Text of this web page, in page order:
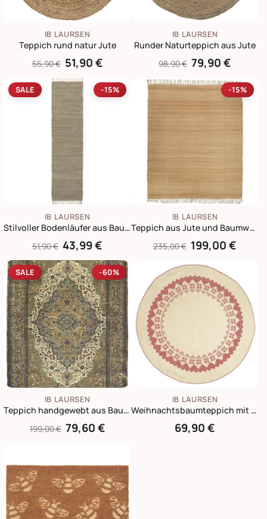
IB LAURSEN
Teppich rund natur Jute
55,90 € 51,90 €
IB LAURSEN
Runder Naturteppich aus Jute
98,90 € 79,90 €
SALE -15%
IB LAURSEN
Stilvoller Bodenläufer aus Baumwolle
51,90 € 43,99 €
-15%
IB LAURSEN
Teppich aus Jute und Baumwolle
235,00 € 199,00 €
SALE -60%
IB LAURSEN
Teppich handgewebt aus Baumwolle
199,00 € 79,60 €
IB LAURSEN
Weihnachtsbaumteppich mit Randstickerei
69,90 €